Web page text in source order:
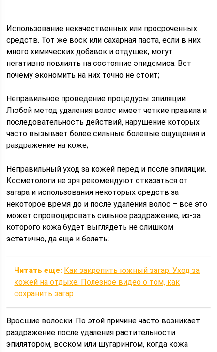
Использование некачественных или просроченных
средств. Тот же воск или сахарная паста, если в них
много химических добавок и отдушек, могут
негативно повлиять на состояние эпидемиса. Вот
почему экономить на них точно не стоит;
Неправильное проведение процедуры эпиляции.
Любой метод удаления волос имеет четкие правила и
последовательность действий, нарушение которых
часто вызывает более сильные болевые ощущения и
раздражение на коже;
Неправильный уход за кожей перед и после эпиляции.
Косметологи не зря рекомендуют отказаться от
загара и использования некоторых средств за
некоторое время до и после удаления волос – все это
может спровоцировать сильное раздражение, из-за
которого кожа будет выглядеть не слишком
эстетично, да еще и болеть;
Читать еще: Как закрепить южный загар. Уход за
кожей на отдыхе. Полезное видео о том, как
сохранить загар
Вросшие волоски. По этой причине часто возникает
раздражение после удаления растительности
эпилятором, воском или шугарингом, когда кожа